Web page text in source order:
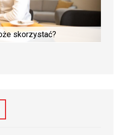
skorzystać?